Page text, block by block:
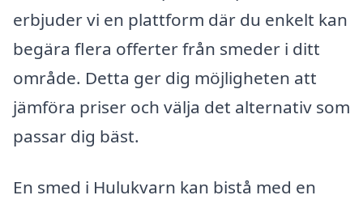
erbjuder vi en plattform där du enkelt kan
begära flera offerter från smeder i ditt
område. Detta ger dig möjligheten att
jämföra priser och välja det alternativ som
passar dig bäst.
En smed i Hulukvarn kan bistå med en